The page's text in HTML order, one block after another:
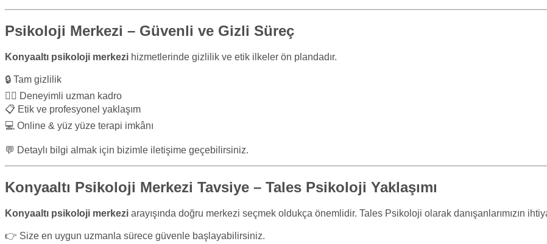
Psikoloji Merkezi – Güvenli ve Gizli Süreç
Konyaaltı psikoloji merkezi hizmetlerinde gizlilik ve etik ilkeler ön plandadır.
🔒 Tam gizlilik
🧑‍⚕️ Deneyimli uzman kadro
📋 Etik ve profesyonel yaklaşım
💻 Online & yüz yüze terapi imkânı
💬 Detaylı bilgi almak için bizimle iletişime geçebilirsiniz.
Konyaaltı Psikoloji Merkezi Tavsiye – Tales Psikoloji Yaklaşımı
Konyaaltı psikoloji merkezi arayışında doğru merkezi seçmek oldukça önemlidir. Tales Psikoloji olarak danışanlarımızın
👉 Size en uygun uzmanla sürece güvenle başlayabilirsiniz.